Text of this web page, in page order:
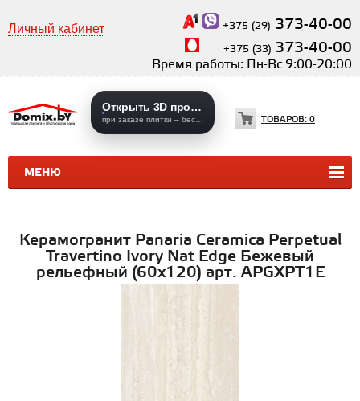
Личный кабинет +375 (29) 373-40-00
+375 (33) 373-40-00
Время работы: Пн-Вс 9:00-20:00
МЕНЮ
Открыть 3D проекты
ТОВАРОВ: 0
КЕРАМИЧЕСКАЯ ПЛИТКА
Керамогранит Panaria Ceramica Perpetual
Travertino Ivory Nat Edge Бежевый
рельефный (60x120) арт. APGXPT1E